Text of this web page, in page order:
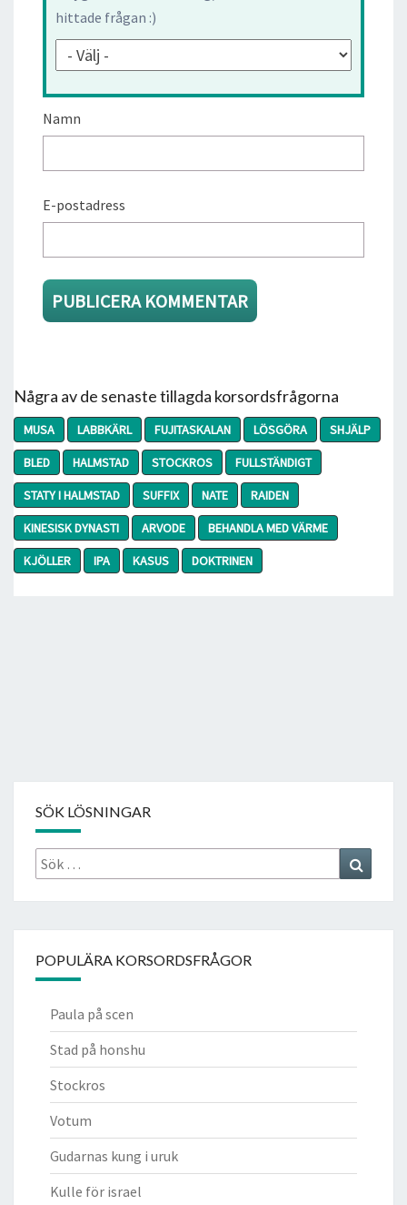
hittade frågan :)
Namn
E-postadress
Några av de senaste tillagda korsordsfrågorna
MUSA LABBKÄRL FUJITASKALAN LÖSGÖRA
SHJÄLP
BLED
HALMSTAD STOCKROS
FULLSTÄNDIGT
STATY I HALMSTAD
SUFFIX NATE
RAIDEN
KINESISK DYNASTI
ARVODE
BEHANDLA MED VÄRME
KJÖLLER
IPA KASUS DOKTRINEN
SÖK LÖSNINGAR
Sök
efter:
POPULÄRA KORSORDSFRÅGOR
Paula på scen
Stad på honshu
Stockros
Votum
Gudarnas kung i uruk
Kulle för israel